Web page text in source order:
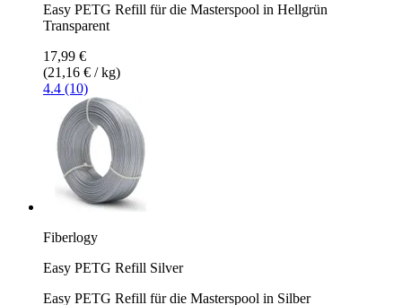
Easy PETG Refill für die Masterspool in Hellgrün
Transparent
17,99 €
(21,16 € / kg)
4.4 (10)
Fiberlogy
Easy PETG Refill Silver
Easy PETG Refill für die Masterspool in Silber